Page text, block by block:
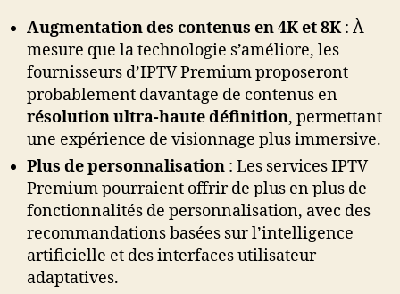
Augmentation des contenus en 4K et 8K: À
mesure que la technologie s’améliore, les
fournisseurs d’IPTV Premium proposeront
probablement davantage de contenus en
résolution ultra-haute définition, permettant
une expérience de visionnage plus immersive.
Plus de personnalisation : Les services IPTV
Premium pourraient offrir de plus en plus de
fonctionnalités de personnalisation, avec des
recommandations basées sur l’intelligence
artificielle et des interfaces utilisateur
adaptatives.